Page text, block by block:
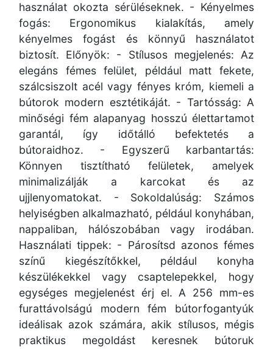
használat okozta sérüléseknek. - Kényelmes
fogás: Ergonomikus kialakítás, amely
kényelmes fogást és könnyű használatot
biztosít. Előnyök: - Stílusos megjelenés: Az
elegáns fémes felület, például matt fekete,
szálcsiszolt acél vagy fényes króm, kiemeli a
bútorok modern esztétikáját. - Tartósság: A
minőségi fém alapanyag hosszú élettartamot
garantál, így időtálló befektetés a
bútoraidhoz. - Egyszerű karbantartás:
Könnyen tisztítható felületek, amelyek
minimalizálják a karcokat és az
ujjlenyomatokat. - Sokoldalúság: Számos
helyiségben alkalmazható, például konyhában,
nappaliban, hálószobában vagy irodában.
Használati tippek: - Párosítsd azonos fémes
színű kiegészítőkkel, például konyha
készülékekkel vagy csaptelepekkel, hogy
egységes megjelenést érj el. A 256 mm-es
furattávolságú modern fém bútorfogantyúk
ideálisak azok számára, akik stílusos, mégis
praktikus megoldást keresnek bútoruk